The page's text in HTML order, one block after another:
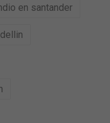
en santander